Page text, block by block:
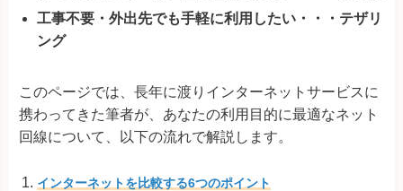
工事不要・外出先でも手軽に利用したい・・・テザリ
ング
このページでは、長年に渡りインターネットサービスに
携わってきた筆者が、あなたの利用目的に最適なネット
回線について、以下の流れで解説します。
インターネットを比較する6つのポイント